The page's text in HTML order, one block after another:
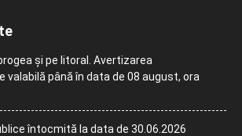
și pe litoral. Avertizarea
valabilă până în data de 08 august, ora
întocmită la data de 30.06.2026